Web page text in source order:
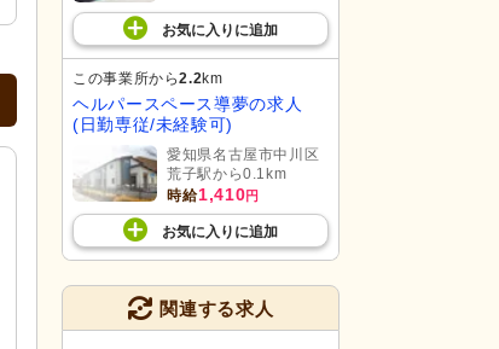
お気に入り に追加
この事業所から2.2km
ヘルパースペース導夢の求人
(日勤専従/未経験可)
愛知県名古屋市中川区
荒子駅から0.1km
時給1,410円
お気に入り に追加
関連する求人